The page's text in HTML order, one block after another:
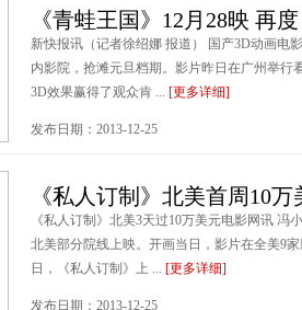
《青蛙王国》12月28映 再
新快报讯（记者徐绍娜 报道） 国产3D动画电
内影院，抢滩元旦档期。影片昨日在广州举行
3D效果赢得了观众肯 ... [更多详细]
发布日期：2013-12-25
《私人订制》北美首周10
《私人订制》北美3天过10万美元电影网讯 冯
北美部分院线上映。开画当日，影片在全美9
日，《私人订制》上 ... [更多详细]
发布日期：2013-12-25